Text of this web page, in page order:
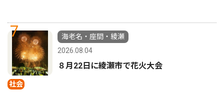
7
社会
海老名・座間・綾瀬
2026.08.04
８月22日に綾瀬市で花火大会